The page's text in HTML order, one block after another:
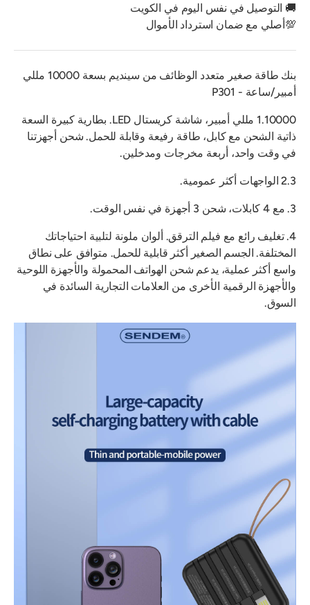
🚚 التوصيل في نفس اليوم في الكويت
💯أصلي مع ضمان استرداد الأموال
بنك طاقة صغير متعدد الوظائف من سينديم بسعة 10000 مللي
أمبير/ساعة - P301
1.10000 مللي أمبير، شاشة كريستال LED. بطارية كبيرة السعة
ذاتية الشحن مع كابل، طاقة رفيعة وقابلة للحمل. شحن أجهزتنا
في وقت واحد، أربعة مخرجات ومدخلين.
2.3 الواجهات أكثر عمومية.
3. مع 4 كابلات، شحن 3 أجهزة في نفس الوقت.
4. تغليف رائع مع فيلم الترقق. ألوان ملونة لتلبية احتياجاتك
المختلفة. الجسم الصغير أكثر قابلية للحمل. متوافق على نطاق
واسع أكثر عملية، يدعم شحن الهواتف المحمولة والأجهزة اللوحية
والأجهزة الرقمية الأخرى من العلامات التجارية السائدة في
السوق.